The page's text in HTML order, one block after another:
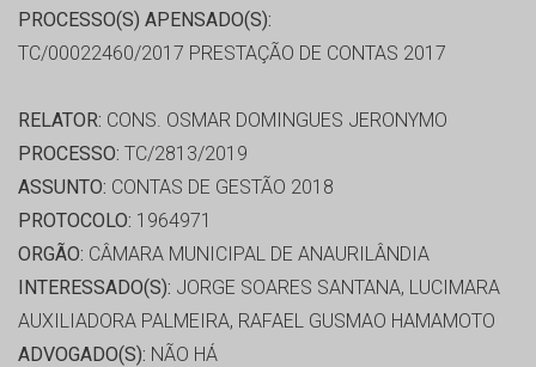
PROCESSO(S) APENSADO(S):
TC/00022460/2017 PRESTAÇÃO DE CONTAS 2017
RELATOR: CONS. OSMAR DOMINGUES JERONYMO
PROCESSO: TC/2813/2019
ASSUNTO: CONTAS DE GESTÃO 2018
PROTOCOLO: 1964971
ORGÃO: CÂMARA MUNICIPAL DE ANAURILÂNDIA
INTERESSADO(S): JORGE SOARES SANTANA, LUCIMARA
AUXILIADORA PALMEIRA, RAFAEL GUSMAO HAMAMOTO
ADVOGADO(S): NÃO HÁ